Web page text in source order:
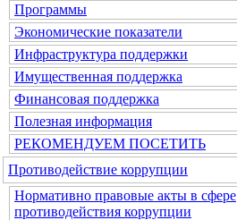
Программы
Экономические показатели
Инфраструктура поддержки
Имущественная поддержка
Финансовая поддержка
Полезная информация
РЕКОМЕНДУЕМ ПОСЕТИТЬ
Противодействие коррупции
Нормативно правовые акты в сфере
противодействия коррупции